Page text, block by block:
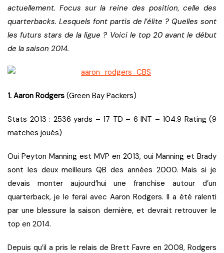
actuellement. Focus sur la reine des position, celle des
quarterbacks. Lesquels font partis de l’élite ? Quelles sont
les futurs stars de la ligue ? Voici le top 20 avant le début
de la saison 2014.
1. Aaron Rodgers (Green Bay Packers)
Stats 2013 : 2536 yards – 17 TD – 6 INT – 104.9 Rating (9
matches joués)
Oui Peyton Manning est MVP en 2013, oui Manning et Brady
sont les deux meilleurs QB des années 2000. Mais si je
devais monter aujourd’hui une franchise autour d’un
quarterback, je le ferai avec Aaron Rodgers. Il a été ralenti
par une blessure la saison dernière, et devrait retrouver le
top en 2014.
Depuis qu’il a pris le relais de Brett Favre en 2008, Rodgers